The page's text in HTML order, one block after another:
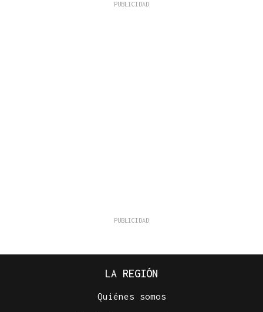
LA REGIÓN
Quiénes somos